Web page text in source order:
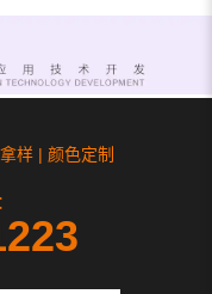
样 | 颜色定制